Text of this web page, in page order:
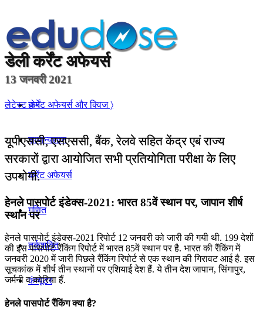
होम
सामान्यज्ञान
करेंट अफेयर्स
गणित
तर्कशक्ति
कंप्यूटर
डेली कर्रेंट अफेयर्स
13 जनवरी 2021
लेटेस्ट कर्रेंट अफेयर्स और क्विज 〉
यूपीएससी, एसएससी, बैंक, रेलवे सहित केंद्र एबं राज्य
सरकारों द्वारा आयोजित सभी प्रतियोगिता परीक्षा के लिए
उपयोगी.
हेनले पासपोर्ट इंडेक्‍स-2021: भारत 85वें स्थान पर, जापान शीर्ष
स्थान पर
हेनले पासपोर्ट इंडेक्‍स-2021 रिपोर्ट 12 जनवरी को जारी की गयी थी. 199 देशों
की इस पासपोर्ट रैंकिंग रिपोर्ट में भारत 85वें स्थान पर है. भारत की रैंकिंग में
जनवरी 2020 में जारी पिछले रैंकिंग रिपोर्ट से एक स्थान की गिरावट आई है. इस
सूचकांक में शीर्ष तीन स्थानों पर एशियाई देश हैं. ये तीन देश जापान, सिंगापुर,
जर्मनी व कोरिया हैं.
हेनले पासपोर्ट रैंकिंग क्या है?